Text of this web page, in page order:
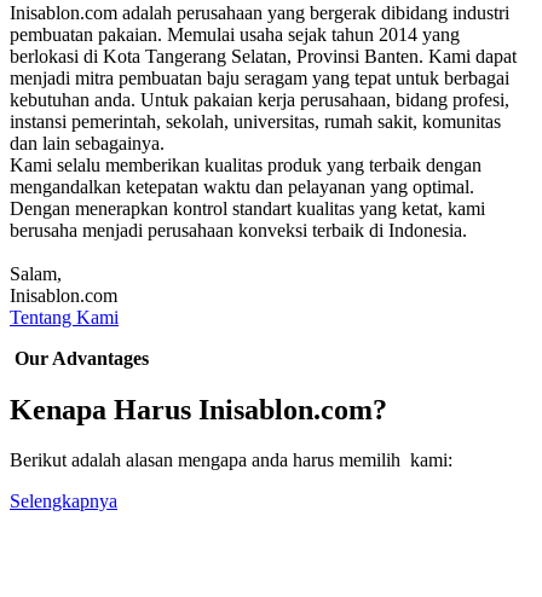
Inisablon.com adalah perusahaan yang bergerak dibidang industri
pembuatan pakaian. Memulai usaha sejak tahun 2014 yang
berlokasi di Kota Tangerang Selatan, Provinsi Banten. Kami dapat
menjadi mitra pembuatan baju seragam yang tepat untuk berbagai
kebutuhan anda. Untuk pakaian kerja perusahaan, bidang profesi,
instansi pemerintah, sekolah, universitas, rumah sakit, komunitas
dan lain sebagainya.
Kami selalu memberikan kualitas produk yang terbaik dengan
mengandalkan ketepatan waktu dan pelayanan yang optimal.
Dengan menerapkan kontrol standart kualitas yang ketat, kami
berusaha menjadi perusahaan konveksi terbaik di Indonesia.
Salam,
Inisablon.com
Tentang Kami
Our Advantages
Kenapa Harus Inisablon.com?
Berikut adalah alasan mengapa anda harus memilih kami:
Selengkapnya